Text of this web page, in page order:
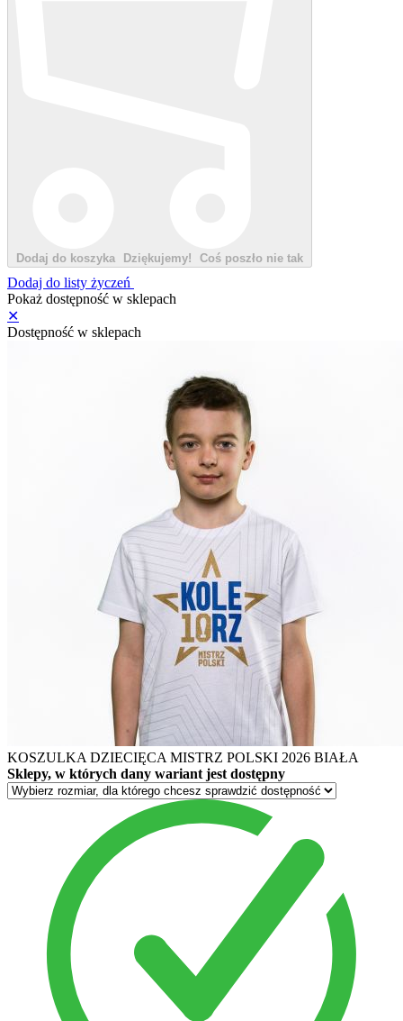
Dodaj do koszyka Dziękujemy! Coś poszło nie tak
Dodaj do listy życzeń
Pokaż dostępność w sklepach
✕
Dostępność w sklepach
KOSZULKA DZIECIĘCA MISTRZ POLSKI 2026 BIAŁA
Sklepy, w których dany wariant jest dostępny